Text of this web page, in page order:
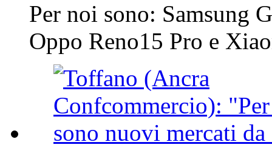
Per noi sono: Samsung
Oppo Reno15 Pro e